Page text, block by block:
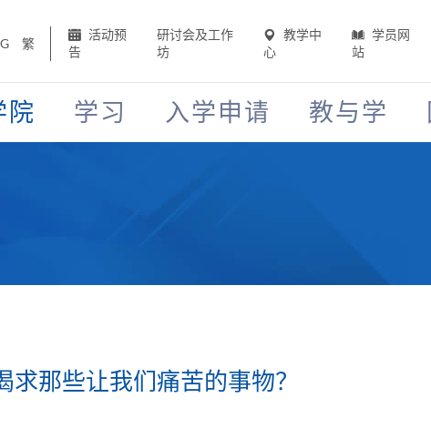
繁
活动预
告
研讨会及工作
坊
教学中
心
学员网
站
院 学习 入学申请 教与学
求那些让我们痛苦的事物？